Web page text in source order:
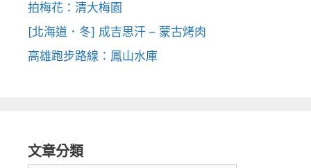
拍梅花：清大梅園
[北海道．冬] 成吉思汗 – 蒙古烤肉
高雄跑步路線：鳳山水庫
文章分類